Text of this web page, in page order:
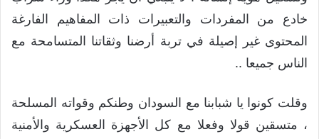
خادع من المفردات والتعبيرات ذات المفاهيم الفارغة
المحتوى غير إصيلة في تربة أرضنا وثقاتنا المتسامحة مع
الناس جميعا ..
وقلت كونوا يا شبابنا مع السودان وطنكم وقواته المسلحة
، متسقين قولا وفعلا مع كل الأجهزة العسكرية والأمنية